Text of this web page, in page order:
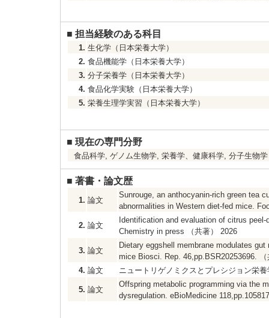
■ 担当経験のある科目
1. 生化学（日本栄養大学）
2. 食品機能学（日本栄養大学）
3. 分子栄養学（日本栄養大学）
4. 食品化学実験（日本栄養大学）
5. 栄養生理学実習（日本栄養大学）
■ 現在の専門分野
食品科学, ゲノム生物学, 栄養学、健康科学, 分子生物
■ 著書・論文歴
1. 論文
Sunrouge, an anthocyanin-rich green tea
abnormalities in Western diet-fed mice.
2. 論文
Identification and evaluation of citrus
Chemistry in press （共著） 2026
3. 論文
Dietary eggshell membrane modulates
mice Biosci. Rep. 46,pp.BSR20253696. （
4. 論文 ニュートリゲノミクスとプレシジョン栄
5. 論文
Offspring metabolic programming via the
dysregulation. eBioMedicine